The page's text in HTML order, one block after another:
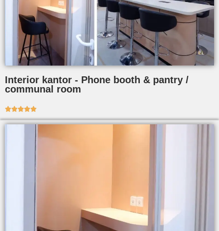
Interior kantor - Phone booth & pantry /
communal room
